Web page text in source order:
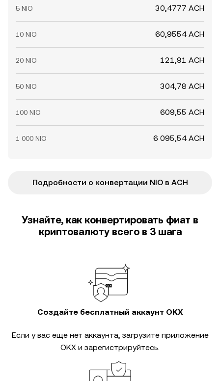
5 NIO 30,4777 ACH
10 NIO 60,9554 ACH
20 NIO 121,91 ACH
50 NIO 304,78 ACH
100 NIO 609,55 ACH
1 000 NIO 6 095,54 ACH
Подробности о конвертации NIO в ACH
Узнайте, как конвертировать фиат в
криптовалюту всего в 3 шага
Создайте бесплатный аккаунт OKX
Если у вас еще нет аккаунта, загрузите приложение
OKX и зарегистрируйтесь.